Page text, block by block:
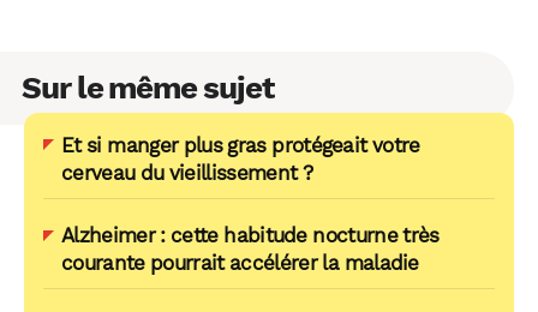
Sur le même sujet
Et si manger plus gras protégeait votre
cerveau du vieillissement ?
Alzheimer : cette habitude nocturne très
courante pourrait accélérer la maladie